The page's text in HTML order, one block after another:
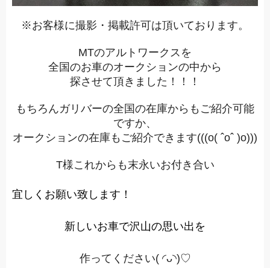
※お客様に撮影・掲載許可は頂いております。
MTのアルトワークスを
全国のお車のオークションの中から
探させて頂きました！！！
もちろんガリバーの全国の在庫からもご紹介可能
ですか、
オークションの在庫もご紹介できます(((o( ˆoˆ )o)))
T様これからも末永いお付き合い
宜しくお願い致します！
新しいお車で沢山の思い出を
作ってください( ◜ᴗ◝)♡